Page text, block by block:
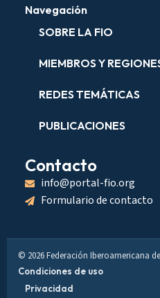
Navegación
SOBRE LA FIO
MIEMBROS Y
REDES TEMÁTICAS
PUBLICACIONES
Contacto
info@portal-fio.org
Formulario de contacto
© 2026 Federación Iberoamericana
Condiciones de uso
Privacidad